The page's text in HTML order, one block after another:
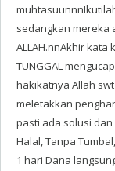
sedangkan mereka
ALLAH.nnAkhir kata
TUNGGAL
hakikatnya Allah
meletakkan
pasti ada solusi dan
Halal, Tanpa
1 hari Dana